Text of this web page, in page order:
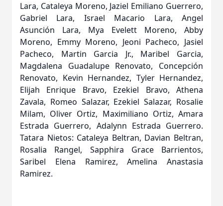
Lara, Cataleya Moreno, Jaziel Emiliano Guerrero,
Gabriel Lara, Israel Macario Lara, Angel
Asunción Lara, Mya Evelett Moreno, Abby
Moreno, Emmy Moreno, Jeoni Pacheco, Jasiel
Pacheco, Martin Garcia Jr., Maribel Garcia,
Magdalena Guadalupe Renovato, Concepción
Renovato, Kevin Hernandez, Tyler Hernandez,
Elijah Enrique Bravo, Ezekiel Bravo, Athena
Zavala, Romeo Salazar, Ezekiel Salazar, Rosalie
Milam, Oliver Ortiz, Maximiliano Ortiz, Amara
Estrada Guerrero, Adalynn Estrada Guerrero.
Tatara Nietos: Cataleya Beltran, Davian Beltran,
Rosalia Rangel, Sapphira Grace Barrientos,
Saribel Elena Ramirez, Amelina Anastasia
Ramirez.